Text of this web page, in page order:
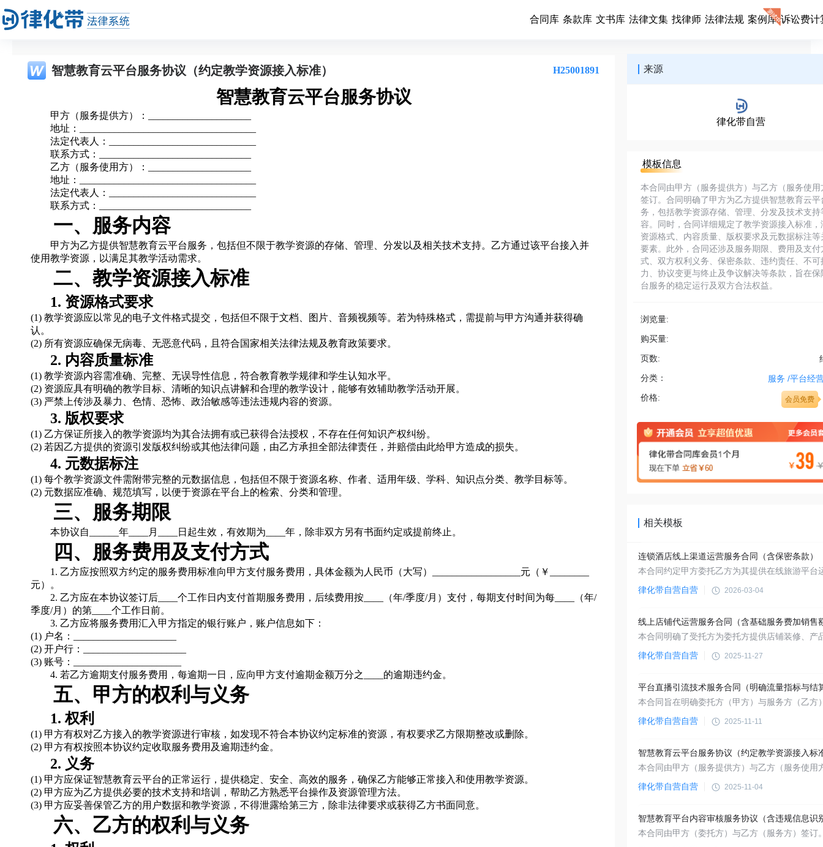
合同库 条款库 文书库 法律文集 找律师 法律法规 案例库 诉讼费计
智慧教育云平台服务协议（约定教学资源接入标准） H25001891
智慧教育云平台服务协议
甲方（服务提供方）：_____________________
地址：____________________________________
法定代表人：______________________________
联系方式：_______________________________
乙方（服务使用方）：_____________________
地址：____________________________________
法定代表人：______________________________
联系方式：_______________________________
一、 服务内容
甲方为乙方提供智慧教育云平台服务，包括但不限于教学资源的存储、管理、分发以及相关技术支持。乙方通过该平台接入并
使用教学资源，以满足其教学活动需求。
二、教学资源接入标准
1. 资源格式要求
(1) 教学资源应以常见的电子文件格式提交，包括但不限于文档、图片、音频视频等。若为特殊格式，需提前与甲方沟通并获得确
认。
(2) 所有资源应确保无病毒、无恶意代码，且符合国家相关法律法规及教育政策要求。
2. 内容质量标准
(1) 教学资源内容需准确、完整、无误导性信息，符合教育教学规律和学生认知水平。
(2) 资源应具有明确的教学目标、清晰的知识点讲解和合理的教学设计，能够有效辅助教学活动开展。
(3) 严禁上传涉及暴力、色情、恐怖、政治敏感等违法违规内容的资源。
3. 版权要求
(1) 乙方保证所接入的教学资源均为其合法拥有或已获得合法授权，不存在任何知识产权纠纷。
(2) 若因乙方提供的资源引发版权纠纷或其他法律问题，由乙方承担全部法律责任，并赔偿由此给甲方造成的损失。
4. 元数据标注
(1) 每个教学资源文件需附带完整的元数据信息，包括但不限于资源名称、作者、适用年级、学科、知识点分类、教学目标等。
(2) 元数据应准确、规范填写，以便于资源在平台上的检索、分类和管理。
三、 服务期限
本协议自______年____月____日起生效，有效期为____年，除非双方另有书面约定或提前终止。
四、 服务费用及支付方式
1. 乙方应按照双方约定的服务费用标准向甲方支付服务费用，具体金额为人民币（大写）__________________元（￥________
元）。
2. 乙方应在本协议签订后____个工作日内支付首期服务费用，后续费用按____（年/季度/月）支付，每期支付时间为每____（年/
季度/月）的第____个工作日前。
3. 乙方应将服务费用汇入甲方指定的银行账户，账户信息如下：
(1) 户名：_____________________
(2) 开户行：_____________________
(3) 账号：______________________
4. 若乙方逾期支付服务费用，每逾期一日，应向甲方支付逾期金额万分之____的逾期违约金。
五、 甲方的权利与义务
1. 权利
(1) 甲方有权对乙方接入的教学资源进行审核，如发现不符合本协议约定标准的资源，有权要求乙方限期整改或删除。
(2) 甲方有权按照本协议约定收取服务费用及逾期违约金。
2. 义务
(1) 甲方应保证智慧教育云平台的正常运行，提供稳定、安全、高效的服务，确保乙方能够正常接入和使用教学资源。
(2) 甲方应为乙方提供必要的技术支持和培训，帮助乙方熟悉平台操作及资源管理方法。
(3) 甲方应妥善保管乙方的用户数据和教学资源，不得泄露给第三方，除非法律要求或获得乙方书面同意。
六、 乙方的权利与义务
来源
律化带自营
模板信息
本合同由甲方（服务提供方）与乙方（服务使用
签订。合同明确了甲方为乙方提供智慧教育云平
务，包括教学资源存储、管理、分发及技术支持
容。同时，合同详细规定了教学资源接入标准，
资源格式、内容质量、版权要求及元数据标注等
要素。此外，合同还涉及服务期限、费用及支付
式、双方权利义务、保密条款、违约责任、不可
力、协议变更与终止及争议解决等条款，旨在保
台服务的稳定运行及双方合法权益。
浏览量:
购买量:
页数:
分类： 服务 /平台经
价格: 会员免费
相关模板
连锁酒店线上渠道运营服务合同（含保密条款）
律化带自营自营 2026-03-04
律化带自营自营 2025-11-27
律化带自营自营 2025-11-11
智慧教育云平台服务协议（约定教学资源接入标
律化带自营自营 2025-11-04